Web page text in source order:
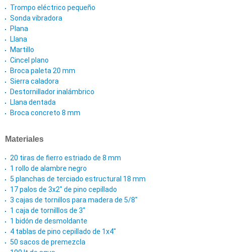
Trompo eléctrico pequeño
Sonda vibradora
Plana
Llana
Martillo
Cincel plano
Broca paleta 20 mm
Sierra caladora
Destornillador inalámbrico
Llana dentada
Broca concreto 8 mm
Materiales
20 tiras de fierro estriado de 8 mm
1 rollo de alambre negro
5 planchas de terciado estructural 18 mm
17 palos de 3x2" de pino cepillado
3 cajas de tornillos para madera de 5/8"
1 caja de tornilllos de 3"
1 bidón de desmoldante
4 tablas de pino cepillado de 1x4"
50 sacos de premezcla